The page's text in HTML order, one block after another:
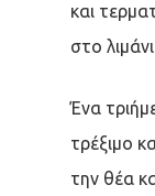
και
στο
Ένα
τρέξιμο
την θέα